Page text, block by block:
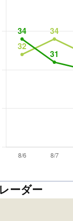
ーダー